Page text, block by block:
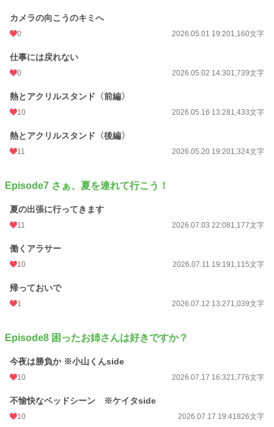
カメラの向こうのキミへ
0 2026.05.01 19:201,160文字
仕事には戻れない
0 2026.05.02 14:301,739文字
熱とアクリルスタンド〈前編〉
10 2026.05.16 13:281,433文字
熱とアクリルスタンド〈後編〉
11 2026.05.20 19:201,324文字
Episode7 さぁ、夏を連れて行こう！
夏の出張に行ってきます
11 2026.07.03 22:081,177文字
働くアラサー
10 2026.07.11 19:191,115文字
帰っておいで
1 2026.07.12 13:271,039文字
Episode8 困ったお姉さんは好きですか？
今夜は勝負か ※小山くんside
10 2026.07.17 16:321,776文字
不愉快なベッドシーン ※ケイタside
10 2026.07.17 19:41826文字